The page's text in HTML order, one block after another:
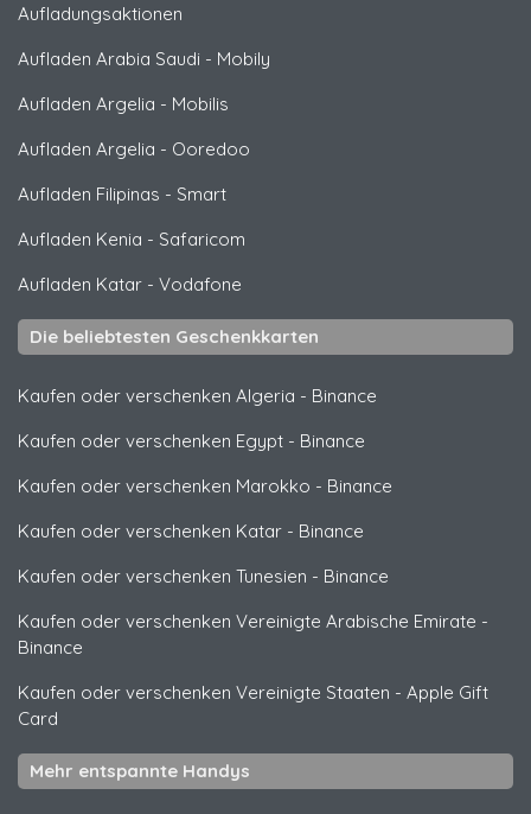
Aufladungsaktionen
Aufladen Arabia Saudi - Mobily
Aufladen Argelia - Mobilis
Aufladen Argelia - Ooredoo
Aufladen Filipinas - Smart
Aufladen Kenia - Safaricom
Aufladen Katar - Vodafone
Die beliebtesten Geschenkkarten
Kaufen oder verschenken Algeria - Binance
Kaufen oder verschenken Egypt - Binance
Kaufen oder verschenken Marokko - Binance
Kaufen oder verschenken Katar - Binance
Kaufen oder verschenken Tunesien - Binance
Kaufen oder verschenken Vereinigte Arabische Emirate -
Binance
Kaufen oder verschenken Vereinigte Staaten - Apple Gift
Card
Mehr entspannte Handys